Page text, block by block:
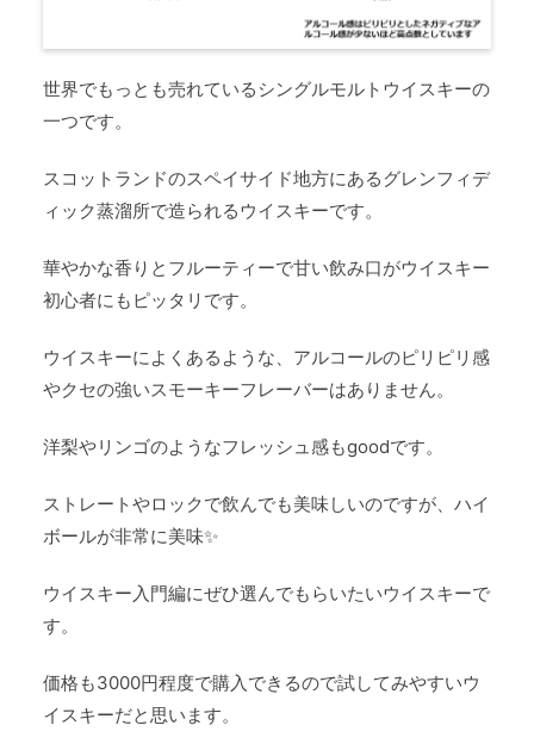
世界でもっとも売れているシングルモルトウイスキーの
一つです。
スコットランドのスペイサイド地方にあるグレンフィデ
ィック蒸溜所で造られるウイスキーです。
華やかな香りとフルーティーで甘い飲み口がウイスキー
初心者にもピッタリです。
ウイスキーによくあるような、アルコールのピリピリ感
やクセの強いスモーキーフレーバーはありません。
洋梨やリンゴのようなフレッシュ感もgoodです。
ストレートやロックで飲んでも美味しいのですが、ハイ
ボールが非常に美味✨
ウイスキー入門編にぜひ選んでもらいたいウイスキーで
す。
価格も3000円程度で購入できるので試してみやすいウ
イスキーだと思います。